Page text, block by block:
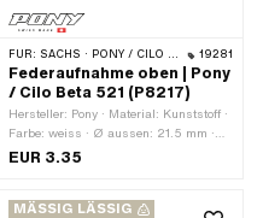
FÜR: SACHS · PONY / CILO (BETA 521 & 512) 19281
Federaufnahme oben | Pony
/ Cilo Beta 521 (P8217)
Hersteller: Pony · Material: Kunststoff ·
Farbe: weiss · Ø aussen: 21.5 mm ·
Gesamtlänge: 29 mm
EUR 3.35
MÄSSIG LÄSSIG